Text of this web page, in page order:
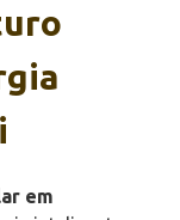
em